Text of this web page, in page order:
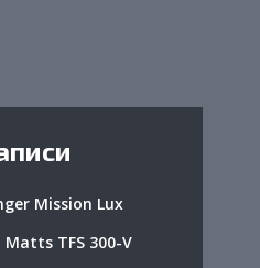
Mission Lux
TFS 300-V